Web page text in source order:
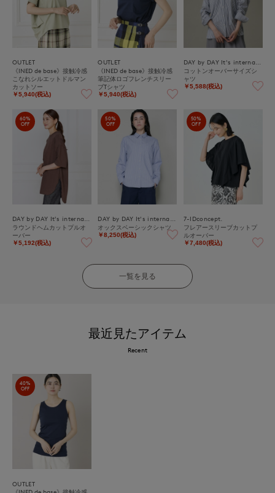
OUTLET
《INED de base》接触冷感
こなれシルエットドルマン
カットソー
￥5,940(税込)
OUTLET
《INED de base》接触冷感
筆記体ロゴフレンチスリー
ブTシャツ
￥5,940(税込)
コットンオーバーサイズシ
ャツ
￥5,588(税込)
60%
OFF
ラウンドヘムカットプルオ
ーバー
￥5,192(税込)
50%
OFF
オックスベーシックシャツ
￥8,250(税込)
50%
OFF
7-IDconcept.
フレアースリーブカットプ
ルオーバー
￥7,480(税込)
一覧を見る
最近見たアイテム
Recent
40%
OFF
OUTLET